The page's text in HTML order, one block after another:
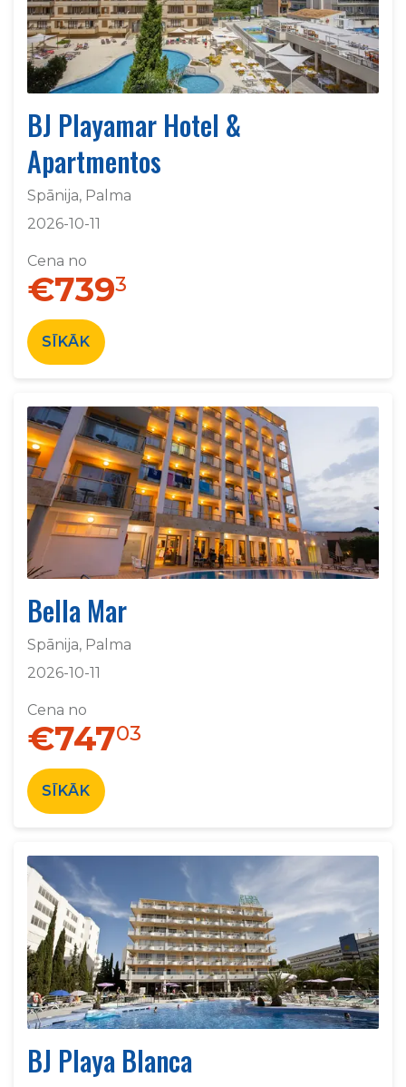
BJ Playamar Hotel &
Apartmentos
Spānija, Palma
2026-10-11
Cena no
€7393
SĪKĀK
Bella Mar
Spānija, Palma
2026-10-11
Cena no
€74703
SĪKĀK
BJ Playa Blanca